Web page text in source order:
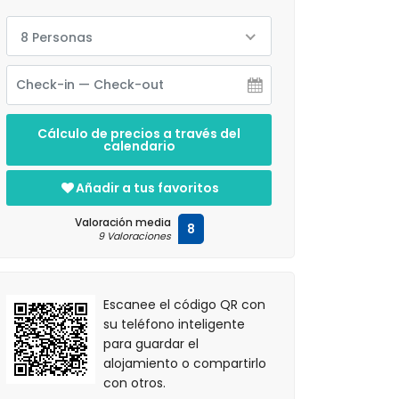
8 Personas
Cálculo de precios a través del
calendario
Añadir a tus favoritos
Valoración media
9 Valoraciones 8
Escanee el código QR con
su teléfono inteligente
para guardar el
alojamiento o compartirlo
con otros.